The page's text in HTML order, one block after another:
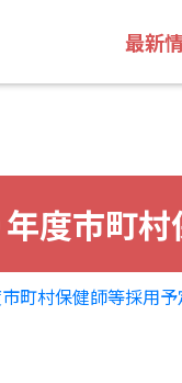
最新
度市町
町村保健師等採用